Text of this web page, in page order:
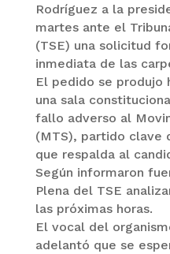
Rodríguez a la
martes ante el
(TSE) una solicitud
inmediata de las
El pedido se produjo
una sala
fallo adverso al
(MTS), partido clave
que respalda al
Según informaron
Plena del TSE
las próximas horas.
El vocal del
adelantó que se